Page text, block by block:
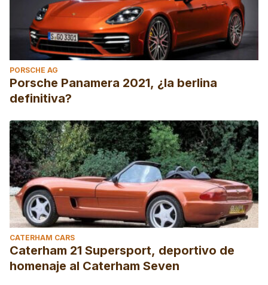
PORSCHE AG
Porsche Panamera 2021, ¿la berlina
definitiva?
CATERHAM CARS
Caterham 21 Supersport, deportivo de
homenaje al Caterham Seven